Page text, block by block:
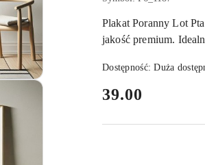
Plakat Poranny Lot
jakość premium.
Dostępność:Duża
cena:
39.00